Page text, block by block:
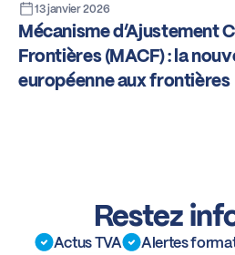
13 janvier 2026
Mécanisme d’Ajustement
Frontières (MACF) : la
européenne aux frontières
Restez
Actus TVA Alertes